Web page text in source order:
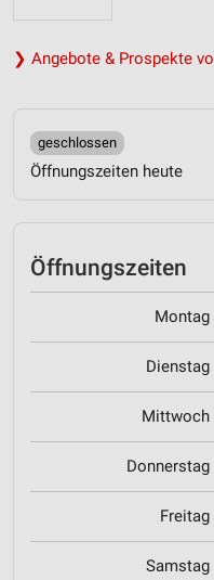
❯ Angebote & Prospekte
geschlossen
Öffnungszeiten heute
Öffnungszeiten
Montag
Dienstag
Mittwoch
Donnerstag
Freitag
Samstag